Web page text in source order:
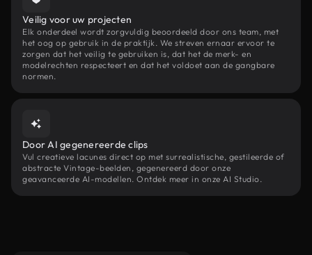
Veilig voor uw projecten
Elk onderdeel wordt zorgvuldig beoordeeld door ons team, met
het oog op gebruik in de praktijk. We streven ernaar ervoor te
zorgen dat het veilig te gebruiken is, dat het de merk- en
modelrechten respecteert en dat het voldoet aan de gangbare
normen.
Door AI gegenereerde clips
Vul creatieve lacunes direct op met surrealistische, gestileerde of
abstracte Vintage-beelden, gegenereerd door onze
geavanceerde AI-modellen. Ontdek meer in onze AI Studio.